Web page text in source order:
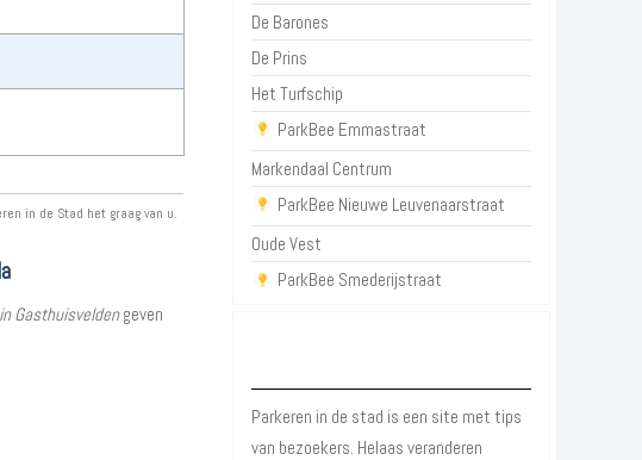
in de Stad het graag van u.
Gasthuisveldengeven
De Barones
De Prins
Het Turfschip
ParkBee Emmastraat
Markendaal Centrum
ParkBee Nieuwe Leuvenaarstraat
Oude Vest
ParkBee Smederijstraat
Parkeren in de stad is een site met tips
van bezoekers. Helaas veranderen